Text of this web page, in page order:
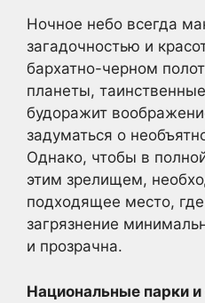
Ночное небо всегда
загадочностью и
бархатно-черном
планеты,
будоражит
задуматься о
Однако, чтобы в
этим зрелищем,
подходящее место,
загрязнение
и прозрачна.
Национальные парки и